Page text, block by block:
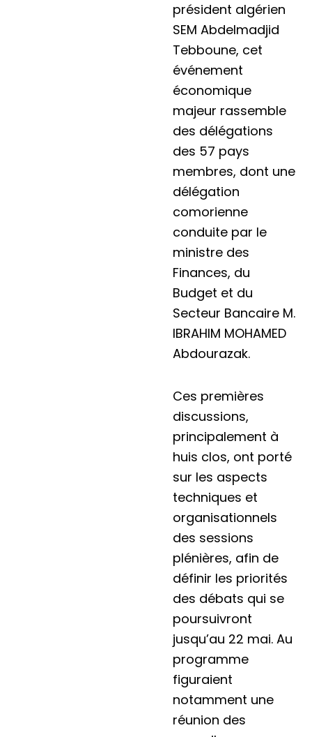
président algérien
SEM Abdelmadjid
Tebboune, cet
événement
économique
majeur rassemble
des délégations
des 57 pays
membres, dont une
délégation
comorienne
conduite par le
ministre des
Finances, du
Budget et du
Secteur Bancaire M.
IBRAHIM MOHAMED
Abdourazak.
Ces premières
discussions,
principalement à
huis clos, ont porté
sur les aspects
techniques et
organisationnels
des sessions
plénières, afin de
définir les priorités
des débats qui se
poursuivront
jusqu’au 22 mai. Au
programme
figuraient
notamment une
réunion des